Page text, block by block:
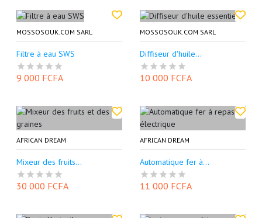
MOSSOSOUK.COM SARL
Filtre à eau SWS
9 000 FCFA
MOSSOSOUK.COM SARL
Diffiseur d'huile...
10 000 FCFA
AFRICAN DREAM
Mixeur des fruits...
30 000 FCFA
AFRICAN DREAM
Automatique fer à...
11 000 FCFA